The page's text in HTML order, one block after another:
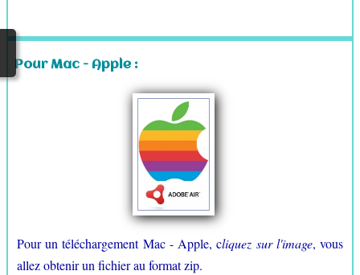
Pour Mac - Apple :
Pour un téléchargement Mac - Apple, cliquez sur l'image, vous
allez obtenir un fichier au format zip.